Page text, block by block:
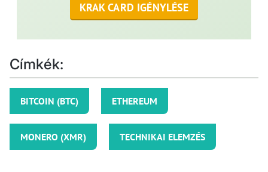
KRAK CARD IGÉNYLÉSE
Címkék:
BITCOIN (BTC) ETHEREUM
MONERO (XMR) TECHNIKAI ELEMZÉS